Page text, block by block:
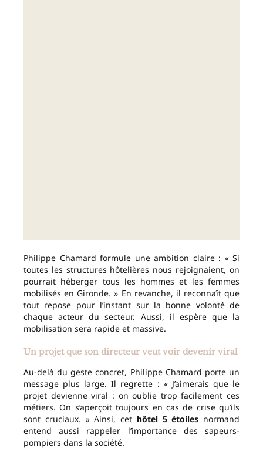
Philippe Chamard formule une ambition claire : « Si
toutes les structures hôtelières nous rejoignaient, on
pourrait héberger tous les hommes et les femmes
mobilisés en Gironde. » En revanche, il reconnaît que
tout repose pour l’instant sur la bonne volonté de
chaque acteur du secteur. Aussi, il espère que la
mobilisation sera rapide et massive.
Un projet que son directeur veut voir devenir viral
Au-delà du geste concret, Philippe Chamard porte un
message plus large. Il regrette : « J’aimerais que le
projet devienne viral : on oublie trop facilement ces
métiers. On s’aperçoit toujours en cas de crise qu’ils
sont cruciaux. » Ainsi, cet hôtel 5 étoiles normand
entend aussi rappeler l’importance des sapeurs-
pompiers dans la société.